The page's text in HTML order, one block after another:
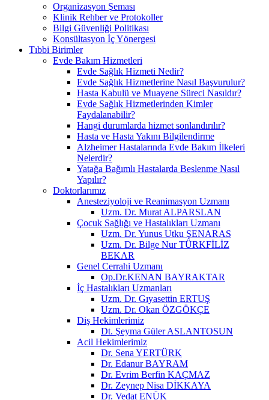
Organizasyon Şeması
Klinik Rehber ve Protokoller
Bilgi Güvenliği Politikası
Konsültasyon İç Yönergesi
Tıbbi Birimler
Evde Bakım Hizmetleri
Evde Sağlık Hizmeti Nedir?
Evde Sağlık Hizmetlerine Nasıl Başvurulur?
Hasta Kabulü ve Muayene Süreci Nasıldır?
Evde Sağlık Hizmetlerinden Kimler
Faydalanabilir?
Hangi durumlarda hizmet sonlandırılır?
Hasta ve Hasta Yakını Bilgilendirme
Alzheimer Hastalarında Evde Bakım İlkeleri
Nelerdir?
Yatağa Bağımlı Hastalarda Beslenme Nasıl
Yapılır?
Doktorlarımız
Anesteziyoloji ve Reanimasyon Uzmanı
Uzm. Dr. Murat ALPARSLAN
Çocuk Sağlığı ve Hastalıkları Uzmanı
Uzm. Dr. Yunus Utku ŞENARAS
Uzm. Dr. Bilge Nur TÜRKFİLİZ
BEKAR
Genel Cerrahi Uzmanı
Op.Dr.KENAN BAYRAKTAR
İç Hastalıkları Uzmanları
Uzm. Dr. Gıyasettin ERTUŞ
Uzm. Dr. Okan ÖZGÖKÇE
Diş Hekimlerimiz
Dt. Şeyma Güler ASLANTOSUN
Acil Hekimlerimiz
Dr. Sena YERTÜRK
Dr. Edanur BAYRAM
Dr. Evrim Berfin KAÇMAZ
Dr. Zeynep Nisa DİKKAYA
Dr. Vedat ENÜK